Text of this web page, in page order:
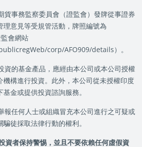
貨事務監察委員會（證監會）發牌從事證券
意見等受規管活動，牌照編號為
會網站
corp/AFO909/details）。
資的基金產品，應經由本公司或本公司授權
機構進行投資。此外，本公司從未授權印度
金或提供投資諮詢服務。
報任何人士或組織冒充本公司進行之可疑或
徒採取法律行動的權利。
資者保持警惕，並且不要依賴任何虛假資